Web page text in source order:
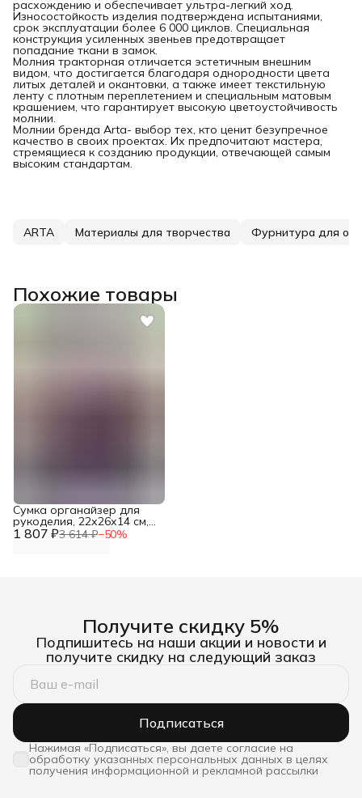
расхождению и обеспечивает ультра-легкий ход.
Износостойкость изделия подтверждена испытаниями,
срок эксплуатации более 6 000 циклов. Специальная
конструкция усиленных звеньев предотвращает
попадание ткани в замок.
Молния тракторная отличается эстетичным внешним
видом, что достигается благодаря однородности цвета
литых деталей и окантовки, а также имеет текстильную
ленту с плотным переплетением и специальным матовым
крашением, что гарантирует высокую цветоустойчивость
молнии.
Молнии бренда Arta- выбор тех, кто ценит безупречное
качество в своих проектах. Их предпочитают мастера,
стремящиеся к созданию продукции, отвечающей самым
высоким стандартам.
ARTA Материалы для творчества Фурнитура для
Похожие товары
1 807 ₽3 614 ₽−50%
Сумка органайзер для
рукоделия, 22х26х14 см,
Hobby&Pro
Получите скидку 5%
Подпишитесь на наши акции и новости и
получите скидку на следующий заказ
Подписаться
Нажимая «Подписаться», вы даете согласие на
обработку указанных персональных данных в целях
получения информационной и рекламной рассылки